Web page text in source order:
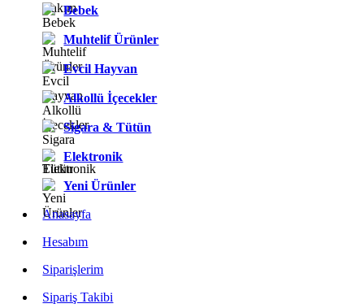
Bebek
Muhtelif Ürünler
Evcil Hayvan
Alkollü İçecekler
Sigara & Tütün
Elektronik
Yeni Ürünler
Anasayfa
Hesabım
Siparişlerim
Sipariş Takibi